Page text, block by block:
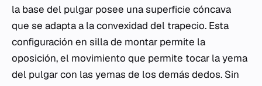
la base del pulgar posee una superficie cóncava
que se adapta a la convexidad del trapecio. Esta
configuración en silla de montar permite la
oposición, el movimiento que permite tocar la yema
del pulgar con las yemas de los demás dedos. Sin